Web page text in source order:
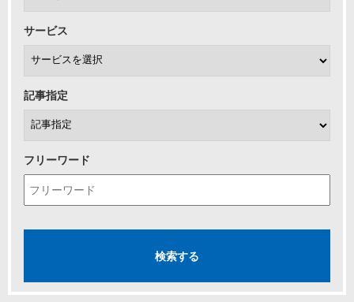
サービス
記事指定
フリーワード